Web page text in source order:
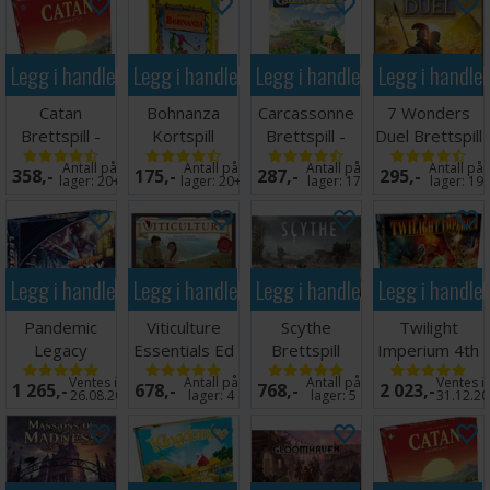
Tips: Vi anbefaler kortbeskyttere for å øke levetiden
på kortene i dette spillet. Passende kortbeskyttere
finner duher (80 kort),her (61 kort) ogher (8 kort).
Legg i handlekurven
Catan
Brettspill -
Grunnspill
358,- Antall på
lager: 20+
Legg i handlekurven
Bohnanza
Kortspill
(Norsk)
175,- Antall på
lager:20+
Legg i handlekurven
Carcassonne
Brettspill -
Norsk
287,- Antall på
lager: 17
Legg i
7 Wonders
Duel Brettspill
- Norsk
295,- Antall på
lager: 19
Legg i handlekurven
Pandemic
Legacy
Season 1 Blue
Brettspill
1 265,-Ventes inn
26.08.2026
Legg i handlekurven
Viticulture
Essentials Ed
Brettspill
678,- Antall på
lager:4
Legg i handlekurven
Scythe
Brettspill
768,- Antall på
lager:5
Legg i
Twilight
Imperium 4th
Edition
Brettspill
2 023,-Ventes